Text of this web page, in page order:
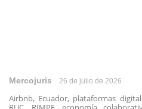
Mercojuris 26 de julio de 2026
Airbnb, Ecuador, plataformas